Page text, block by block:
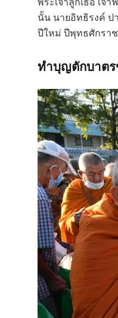
นั้น นายอิทธิรงค์ ป
ปีใหม่ ปีพุทธศักราช
ทำบุญตักบาตร